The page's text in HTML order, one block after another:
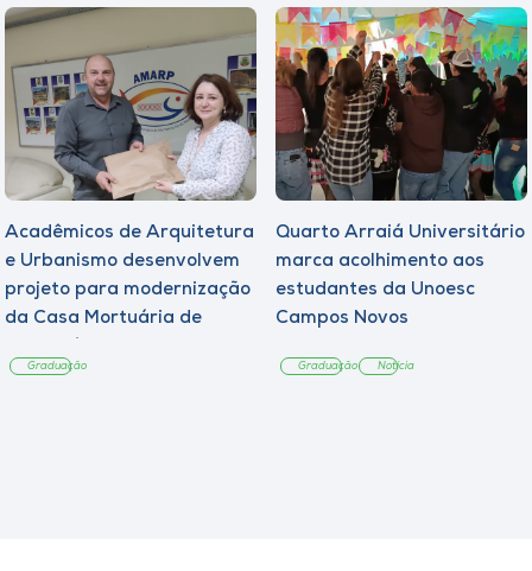
Acadêmicos de Arquitetura
e Urbanismo desenvolvem
projeto para modernização
da Casa Mortuária de
Graduação
Quarto Arraiá Universitário
marca acolhimento aos
estudantes da Unoesc
Campos Novos
Graduação Notícia